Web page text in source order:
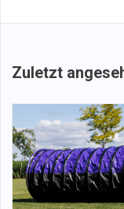
Zuletzt